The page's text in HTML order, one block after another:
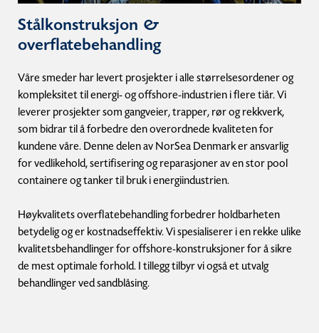
Stålkonstruksjon &
overflatebehandling
Våre smeder har levert prosjekter i alle størrelsesordener og
kompleksitet til energi- og offshore-industrien i flere tiår. Vi
leverer prosjekter som gangveier, trapper, rør og rekkverk,
som bidrar til å forbedre den overordnede kvaliteten for
kundene våre. Denne delen av NorSea Denmark er ansvarlig
for vedlikehold, sertifisering og reparasjoner av en stor pool
containere og tanker til bruk i energiindustrien.
Høykvalitets overflatebehandling forbedrer holdbarheten
betydelig og er kostnadseffektiv. Vi spesialiserer i en rekke ulike
kvalitetsbehandlinger for offshore-konstruksjoner for å sikre
de mest optimale forhold. I tillegg tilbyr vi også et utvalg
behandlinger ved sandblåsing.